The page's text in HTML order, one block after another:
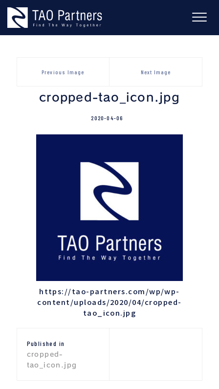
content
Previous Image Next Image
cropped-tao_icon.jpg
2020-04-06
https://tao-partners.com/wp/wp-
content/uploads/2020/04/cropped-
tao_icon.jpg
稿
ナ
Published in
cropped-
tao_icon.jpg